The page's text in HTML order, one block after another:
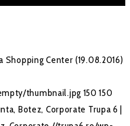
Shopping Center (19.08.2016)
thumbnail.jpg 150 150
Botez, Corporate Trupa 6 |